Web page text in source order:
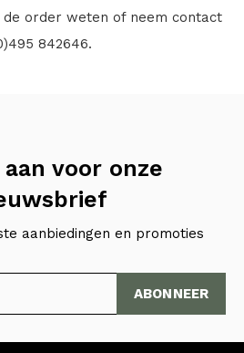
order weten of neem contact
842646.
voor onze
aanbiedingen en promoties
ABONNEER